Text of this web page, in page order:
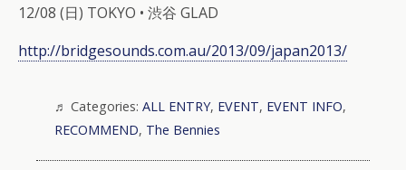
12/08 (日) TOKYO • 渋谷 GLAD
http://bridgesounds.com.au/2013/09/japan2013/
Categories: ALL ENTRY, EVENT, EVENT INFO,
RECOMMEND, The Bennies